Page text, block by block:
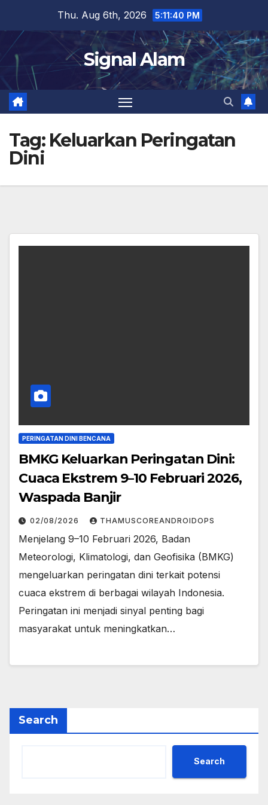
content
Thu. Aug 6th, 2026 5:11:41 PM
Signal Alam
Tag: Keluarkan Peringatan
Dini
PERINGATAN DINI BENCANA
BMKG Keluarkan Peringatan Dini:
Cuaca Ekstrem 9–10 Februari 2026,
Waspada Banjir
02/08/2026 THAMUSCOREANDROIDOPS
Menjelang 9–10 Februari 2026, Badan
Meteorologi, Klimatologi, dan Geofisika (BMKG)
mengeluarkan peringatan dini terkait potensi
cuaca ekstrem di berbagai wilayah Indonesia.
Peringatan ini menjadi sinyal penting bagi
masyarakat untuk meningkatkan…
Search
Search